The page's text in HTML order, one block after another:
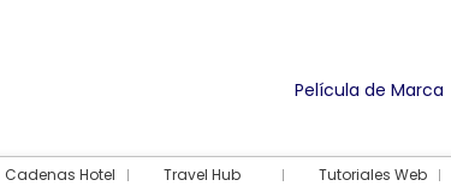
Película de Marca
Cadenas Hotel Travel Hub Tutoriales Web